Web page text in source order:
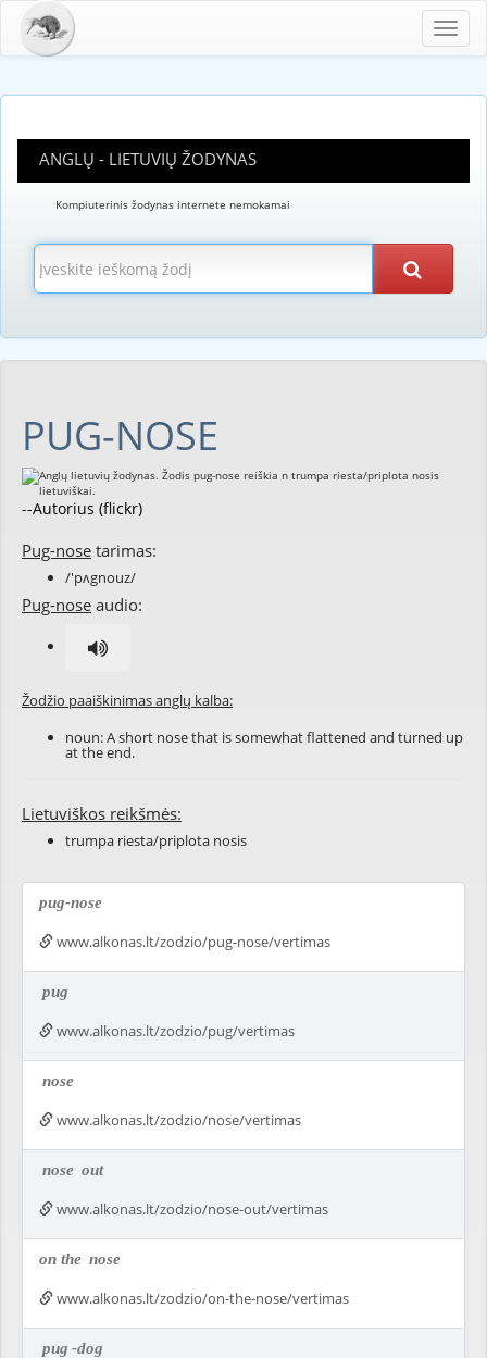
ANGLŲ - LIETUVIŲ ŽODYNAS
Kompiuterinis žodynas internete nemokamai
PUG-NOSE
--Autorius (flickr)
Pug-nose tarimas:
/'pʌgnouz/
Pug-nose audio:
Žodžio paaiškinimas anglų kalba:
noun: A short nose that is somewhat flattened and turned up
at the end.
Lietuviškos reikšmės:
trumpa riesta/priplota nosis
pug-nose
www.alkonas.lt/zodzio/pug-nose/vertimas
pug
www.alkonas.lt/zodzio/pug/vertimas
nose
www.alkonas.lt/zodzio/nose/vertimas
nose out
www.alkonas.lt/zodzio/nose-out/vertimas
on the nose
www.alkonas.lt/zodzio/on-the-nose/vertimas
pug -dog